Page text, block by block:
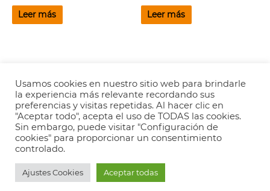
0
Leer más
0
Leer más
Copyright © 2026 Valencia es Ritmica-Aviso legal-
Privacidad
Usamos cookies en nuestro sitio web para brindarle
la experiencia más relevante recordando sus
preferencias y visitas repetidas. Al hacer clic en
"Aceptar todo", acepta el uso de TODAS las cookies.
Sin embargo, puede visitar "Configuración de
cookies" para proporcionar un consentimiento
controlado.
Ajustes Cookies Aceptar todas